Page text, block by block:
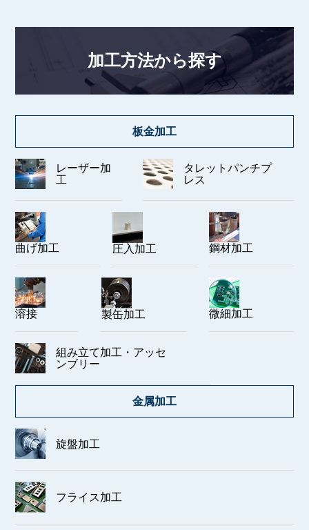
加工方法から探す
板金加工
レーザー加
工
タレットパンチプ
レス
曲げ加工 圧入加工 鋼材加工
溶接 製缶加工 微細加工
組み立て加工・アッセ
ンブリー
金属加工
旋盤加工
フライス加工